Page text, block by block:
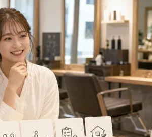
白髪染めメニューの集客で打ち
出すべき価値
美容
えな